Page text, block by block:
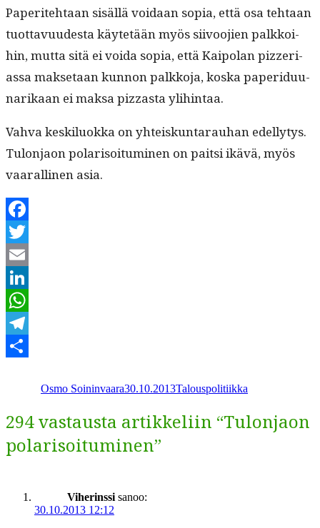
Paperite­htaan sisäl­lä voidaan sopia, että osa tehtaan
tuot­tavu­ud­es­ta käytetään myös siivoo­jien palkkoi­
hin, mut­ta sitä ei voi­da sopia, että Kaipolan pizze­ri­
as­sa mak­se­taan kun­non palkko­ja, kos­ka paperidu­u­
narikaan ei mak­sa piz­za­s­ta ylihintaa.
Vah­va keskilu­ok­ka on yhteiskun­ta­rauhan edel­ly­tys.
Tulon­jaon polar­isoi­tu­mi­nen on pait­si ikävä, myös
vaar­alli­nen asia.
Facebook
Twitter
Email
LinkedIn
WhatsApp
Telegram
Osmo Soininvaara30.10.2013Talouspolitiikka
294 vastausta artikkeliin “Tulonjaon
polarisoituminen”
Viherinssi sanoo:
30.10.2013 12:12